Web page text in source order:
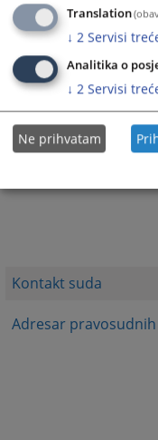
Kontakt suda
Adresar
e-mail:ossud-
Translation
↓ 2 Servisi
Analitika o
↓ 2 Servisi
Ne prihvatam